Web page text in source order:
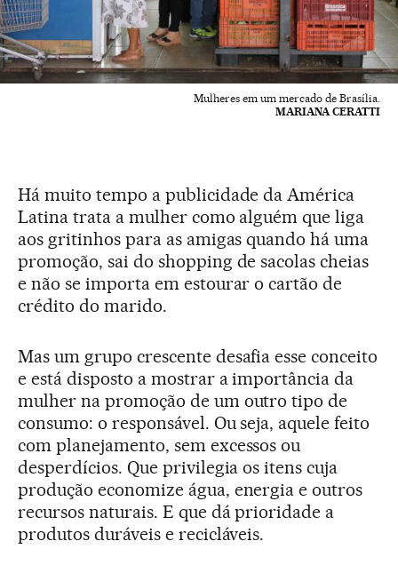
Mulheres em um mercado de Brasília.
MARIANA CERATTI
Há muito tempo a publicidade da América
Latina trata a mulher como alguém que liga
aos gritinhos para as amigas quando há uma
promoção, sai do shopping de sacolas cheias
e não se importa em estourar o cartão de
crédito do marido.
Mas um grupo crescente desafia esse conceito
e está disposto a mostrar a importância da
mulher na promoção de um outro tipo de
consumo: o responsável. Ou seja, aquele feito
com planejamento, sem excessos ou
desperdícios. Que privilegia os itens cuja
produção economize água, energia e outros
recursos naturais. E que dá prioridade a
produtos duráveis e recicláveis.